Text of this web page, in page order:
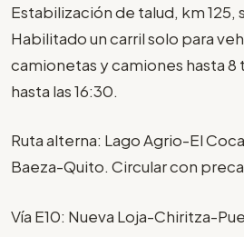
Estabilización de talud, km 125,
Habilitado un carril solo para
camionetas y camiones hasta
hasta las 16:30.
Ruta alterna: Lago Agrio-El
Baeza-Quito. Circular con
Vía E10: Nueva Loja-Chiritza-